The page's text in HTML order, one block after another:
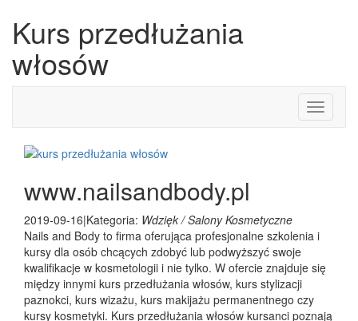
Kurs przedłużania
włosów
Toggle
www.nailsandbody.pl
2019-09-16|Kategoria: Wdzięk / Salony Kosmetyczne
Nails and Body to firma oferująca profesjonalne szkolenia i
kursy dla osób chcących zdobyć lub podwyższyć swoje
kwalifikacje w kosmetologii i nie tylko. W ofercie znajduje się
między innymi kurs przedłużania włosów, kurs stylizacji
paznokci, kurs wizażu, kurs makijażu permanentnego czy
kursy kosmetyki. Kurs przedłużania włosów kursanci poznają